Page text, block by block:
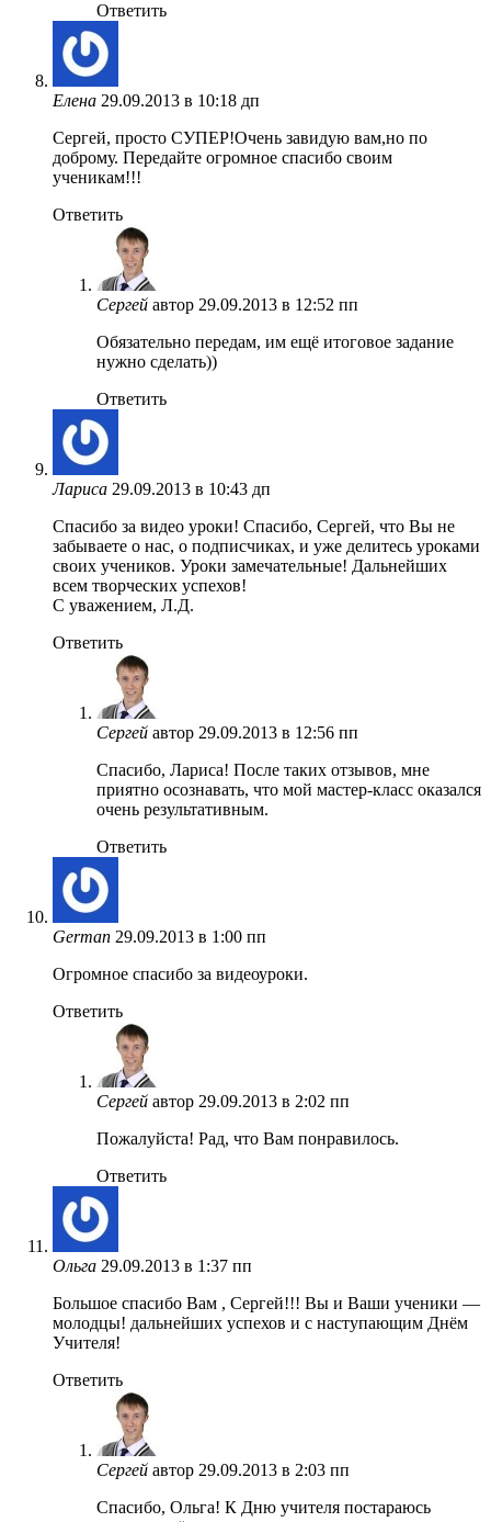
Ответить
Елена 29.09.2013 в 10:18 дп
Сергей, просто СУПЕР!Очень завидую вам,но по
доброму. Передайте огромное спасибо своим
ученикам!!!
Ответить
Сергей автор 29.09.2013 в 12:52 пп
Обязательно передам, им ещё итоговое задание
нужно сделать))
Ответить
Лариса 29.09.2013 в 10:43 дп
Спасибо за видео уроки! Спасибо, Сергей, что Вы не
забываете о нас, о подписчиках, и уже делитесь уроками
своих учеников. Уроки замечательные! Дальнейших
всем творческих успехов!
С уважением, Л.Д.
Ответить
Сергей автор 29.09.2013 в 12:56 пп
Спасибо, Лариса! После таких отзывов, мне
приятно осознавать, что мой мастер-класс оказался
очень результативным.
Ответить
German 29.09.2013 в 1:00 пп
Огромное спасибо за видеоуроки.
Ответить
Сергей автор 29.09.2013 в 2:02 пп
Пожалуйста! Рад, что Вам понравилось.
Ответить
Ольга 29.09.2013 в 1:37 пп
Большое спасибо Вам , Сергей!!! Вы и Ваши ученики —
молодцы! дальнейших успехов и с наступающим Днём
Учителя!
Ответить
Сергей автор 29.09.2013 в 2:03 пп
Спасибо, Ольга! К Дню учителя постараюсь